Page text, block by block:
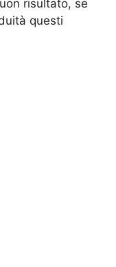
risultato, se
questi